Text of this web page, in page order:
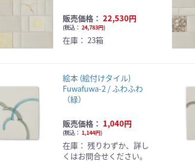
販売価格： 22,530円
(税込： 24,783円)
在庫： 23箱
絵本 (絵付けタイル)
Fuwafuwa-2 / ふわふわ
（緑）
販売価格： 1,040円
(税込： 1,144円)
在庫： 残りわずか、詳し
くはお問合せください。